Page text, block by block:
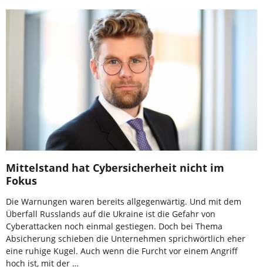
Mittelstand hat Cybersicherheit nicht im
Fokus
Die Warnungen waren bereits allgegenwärtig. Und mit dem
Überfall Russlands auf die Ukraine ist die Gefahr von
Cyberattacken noch einmal gestiegen. Doch bei Thema
Absicherung schieben die Unternehmen sprichwörtlich eher
eine ruhige Kugel. Auch wenn die Furcht vor einem Angriff
hoch ist, mit der …